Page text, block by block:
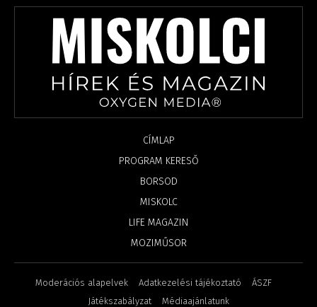
CÍMLAP
PROGRAM KERESŐ
BORSOD
MISKOLC
LIFE MAGAZIN
MOZIMŰSOR
Moderációs alapelvek Adatkezelési tájékoztató
ÁSZF
Játékszabályzat
Médiaajánlatunk